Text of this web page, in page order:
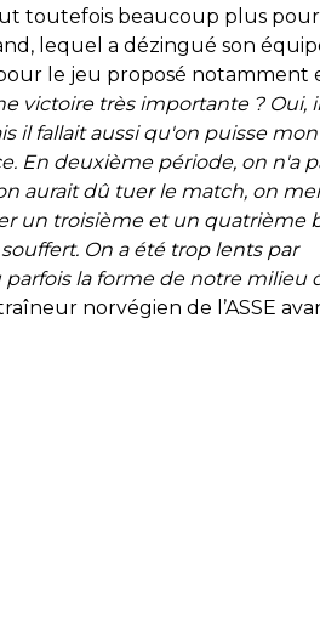
toutefois beaucoup plus pour
lequel a dézingué son
le jeu proposé notamment
victoire très importante ? Oui,
il fallait aussi qu'on puisse
En deuxième période, on n'a
aurait dû tuer le match, on
un troisième et un quatrième
On a été trop lents par
la forme de notre milieu
norvégien de l’ASSE